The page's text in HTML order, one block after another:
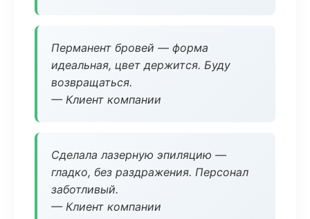
Перманент бровей — форма
идеальная, цвет держится. Буду
возвращаться.
— Клиент компании
Сделала лазерную эпиляцию —
гладко, без раздражения. Персонал
заботливый.
— Клиент компании